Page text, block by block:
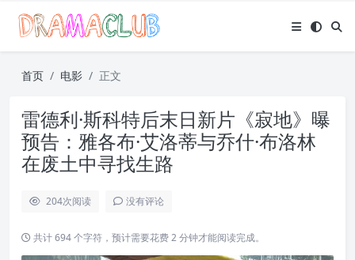
首页 电影 正文
雷德利·斯科特后末日新片《寂地》曝
预告：雅各布·艾洛蒂与乔什·布洛林
在废土中寻找生路
204次阅读 没有评论
共计 694 个字符，预计需要花费 2 分钟才能阅读完成。